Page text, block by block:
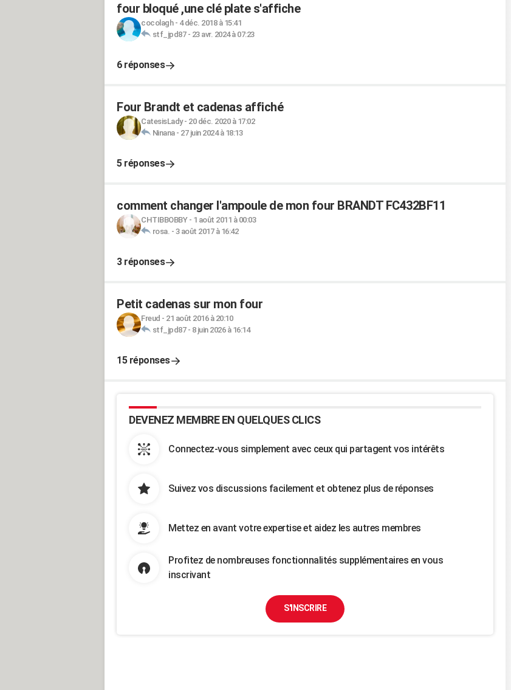
four bloqué ,une clé plate s'affiche
cocolagh- 4 déc. 2018 à 15:41
stf_jpd87- 23 avr. 2024 à 07:23
6 réponses
Four Brandt et cadenas affiché
CatesisLady- 20 déc. 2020 à 17:02
Ninana- 27 juin 2024 à 18:13
5 réponses
comment changer l'ampoule de mon four BRANDT FC432BF11
CHTIBBOBBY- 1 août 2011 à 00:03
rosa. - 3 août 2017 à 16:42
3 réponses
Petit cadenas sur mon four
Freud - 21 août 2016 à 20:10
stf_jpd87- 8 juin 2026 à 16:14
15 réponses
DEVENEZ MEMBRE EN QUELQUES CLICS
Connectez-vous simplement avec ceux qui partagent vos intérêts
Suivez vos discussions facilement et obtenez plus de réponses
Mettez en avant votre expertise et aidez les autres membres
Profitez de nombreuses fonctionnalités supplémentaires en vous
inscrivant
S'INSCRIRE